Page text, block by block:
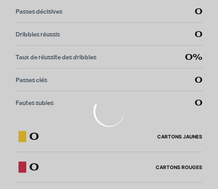
Passes décisives 0
Dribbles réussis 0
Taux de réussite des dribbles 0%
Passes clés 0
Fautes subies 0
0 CARTONS JAUNES
0 CARTONS ROUGES